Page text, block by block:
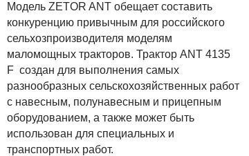
Модель ZETOR ANT обещает составить
конкуренцию привычным для российского
сельхозпроизводителя моделям
маломощных тракторов. Трактор ANT 4135
F создан для выполнения самых
разнообразных сельскохозяйственных работ
с навесным, полунавесным и прицепным
оборудованием, а также может быть
использован для специальных и
транспортных работ.